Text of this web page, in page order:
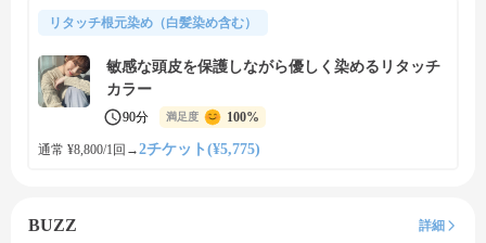
リタッチ根元染め（白髪染め含む）
敏感な頭皮を保護しながら優しく染めるリタッチ
カラー
90分 満足度 100%
通常 ¥8,800/1回 →2チケット(¥5,775)
BUZZ
詳細